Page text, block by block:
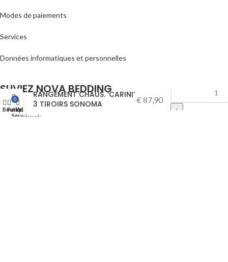
Modes de paiements
Services
Données informatiques et personnelles
SUVIEZ NOVA BEDDING
Facebook
RANGEMENT CHAUS. ‘CARINI’
3 TIROIRS SONOMA
€ 87,90
Boutique
0
Panier
Service clients
WhatsApp